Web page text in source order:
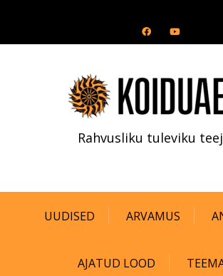
i
e
Rahvusliku tuleviku
UUDISED ARVAMUS
AJATUD LOOD